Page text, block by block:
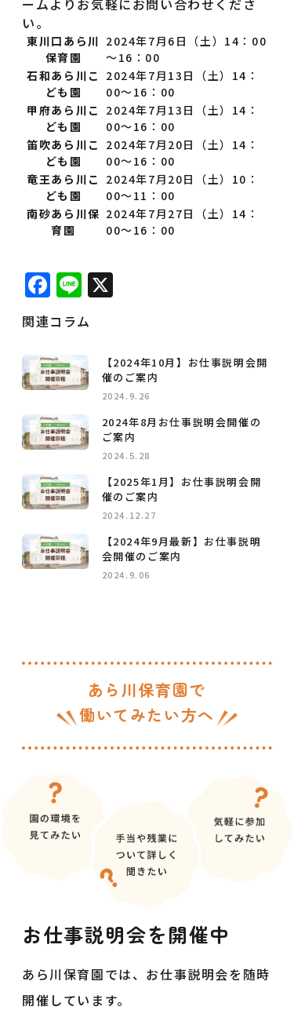
保育士の一日
先輩保育士の声
コラム
求人一覧
お仕事説明会
ームよりお気軽にお問い合わせくださ
い。
東川口あら川
保育園
2024年7月6日（土）14：00
～16：00
石和あら川こ
ども園
2024年7月13日（土）14：
00～16：00
甲府あら川こ
ども園
2024年7月13日（土）14：
00～16：00
笛吹あら川こ
ども園
2024年7月20日（土）14：
00～16：00
竜王あら川こ
ども園
2024年7月20日（土）10：
00～11：00
南砂あら川保
育園
2024年7月27日（土）14：
00～16：00
Facebook
Line
関連コラム
【2024年10月】お仕事説明会開
催のご案内
2024.9.26
2024年8月お仕事説明会開催の
ご案内
2024.5.28
【2025年1月】お仕事説明会開
催のご案内
2024.12.27
【2024年9月最新】お仕事説明
会開催のご案内
2024.9.06
あら川保育園で
働いてみたい方へ
お仕事説明会を開催中
あら川保育園では、お仕事説明会を随時
開催しています。